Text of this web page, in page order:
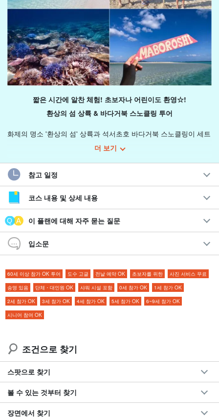
짧은 시간에 알찬 체험! 초보자나 어린이도 환영☆!
환상의 섬 상륙 & 바다거북 스노클링 투어
화제의 명소 '환상의 섬' 상륙과 석서초호 바다거북 스노클링이 세트
이시가키섬과 이리오모테섬 사이에 펼쳐진 일본 최대의 산호초 해
역인 이시가키섬 중에서 당일 날씨와 조수 등을 고려하여 산호초가
많고 바다거북과의 조우율이 높은 포인트를 안내해 드립니다.
추천 포인트
◆
초보자도 환영!
◆
환상의 섬과 스노클링 중 사진 선물
오하마 섬에서 샤워 시설을 무료로 이용할 수 있다!
PADI 오픈워터 인스트럭터, 소형 선박 조종사, 다이버 등의 자
격을 갖춘 가이드가 안내합니다.
◆ 인어 체험
더 보기
참고 일정
코스 내용 및 상세 내용
이 플랜에 대해 자주 묻는 질문
입소문
60세 이상 참가 OK 투어 도수 고글 전날 예약 OK 초보자를 위한
사진 서비스 무료
송영 있음
단체・대인원 OK 샤워 시설 포함 0세 참가 OK
1세 참가 OK
2세 참가 OK
3세 참가 OK 4세 참가 OK 5세 참가 OK
6~9세 참가 OK
시니어 참여 OK
조건으로 찾기
스팟으로 찾기
볼 수 있는 것부터 찾기
장면에서 찾기